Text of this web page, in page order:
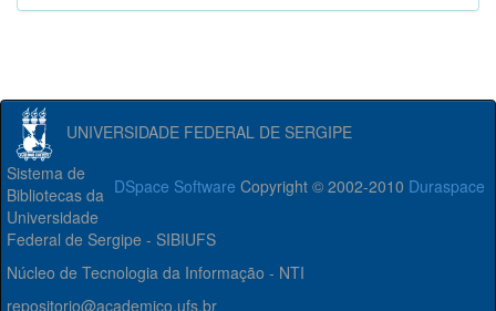
UNIVERSIDADE FEDERAL DE SERGIPE
DSpace Software Copyright © 2002-2010 Duraspace
Sistema de
Bibliotecas da
Universidade
Federal de Sergipe - SIBIUFS
Núcleo de Tecnologia da Informação - NTI
repositorio@academico.ufs.br